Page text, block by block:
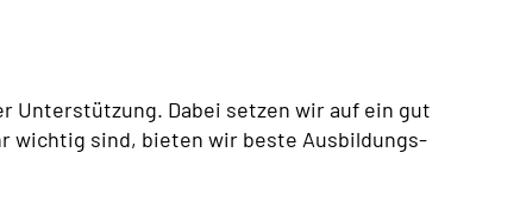
Unterstützung. Dabei setzen wir auf ein gut
wichtig sind, bieten wir beste Ausbildungs-